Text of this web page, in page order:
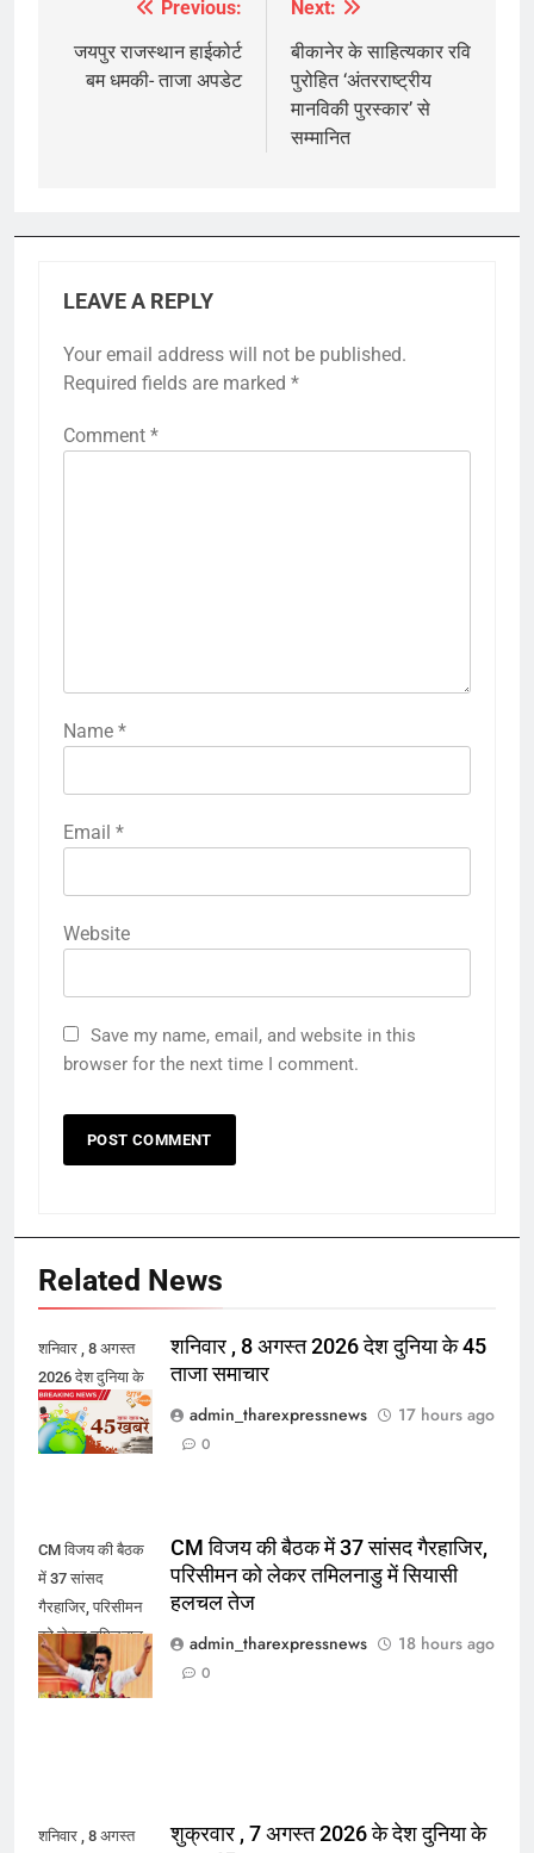
navigation
Previous:
जयपुर राजस्थान हाईकोर्ट
बम धमकी- ताजा अपडेट
Next:
बीकानेर के साहित्यकार रवि
पुरोहित ‘अंतरराष्ट्रीय
मानविकी पुरस्कार’ से
सम्मानित
LEAVE A REPLY
Your email address will not be published.
Required fields are marked *
Comment *
Name *
Email *
Website
Save my name, email, and website in this
browser for the next time I comment.
Related News
शनिवार , 8 अगस्त
2026 देश दुनिया के
45 ताजा समाचार
शनिवार , 8 अगस्त 2026 देश दुनिया के 45
ताजा समाचार
admin_tharexpressnews
17 hours ago
0
CM विजय की बैठक
में 37 सांसद
गैरहाजिर, परिसीमन
को लेकर तमिलनाडु
में सियासी हलचल
तेज
CM विजय की बैठक में 37 सांसद गैरहाजिर,
परिसीमन को लेकर तमिलनाडु में सियासी
हलचल तेज
admin_tharexpressnews
18 hours ago
0
शनिवार , 8 अगस्त
शुक्रवार , 7 अगस्त 2026 के देश दुनिया के